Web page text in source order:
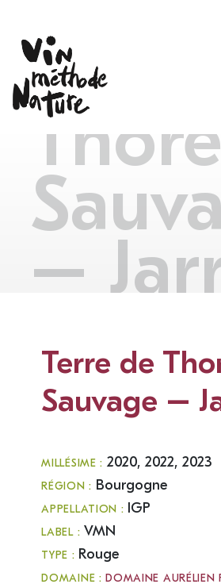
Terre
–
Terre de
Sauvage –
MILLÉSIME : 2020, 2022, 2023
RÉGION : Bourgogne
APPELLATION : IGP
LABEL : VMN
TYPE : Rouge
DOMAINE :DOMAINE AURÉLIEN